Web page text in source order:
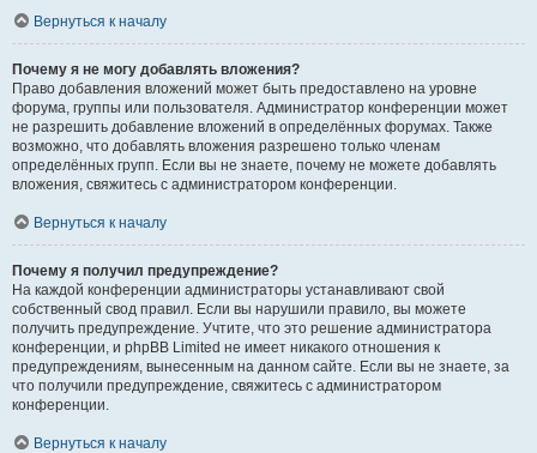
Вернуться к началу
Почему я не могу добавлять вложения?
Право добавления вложений может быть предоставлено на уровне
форума, группы или пользователя. Администратор конференции может
не разрешить добавление вложений в определённых форумах. Также
возможно, что добавлять вложения разрешено только членам
определённых групп. Если вы не знаете, почему не можете добавлять
вложения, свяжитесь с администратором конференции.
Вернуться к началу
Почему я получил предупреждение?
На каждой конференции администраторы устанавливают свой
собственный свод правил. Если вы нарушили правило, вы можете
получить предупреждение. Учтите, что это решение администратора
конференции, и phpBB Limited не имеет никакого отношения к
предупреждениям, вынесенным на данном сайте. Если вы не знаете, за
что получили предупреждение, свяжитесь с администратором
конференции.
Вернуться к началу